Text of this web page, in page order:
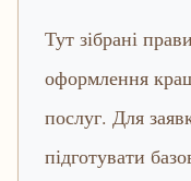
Тут зібрані
оформлення
послуг. Для
підготувати